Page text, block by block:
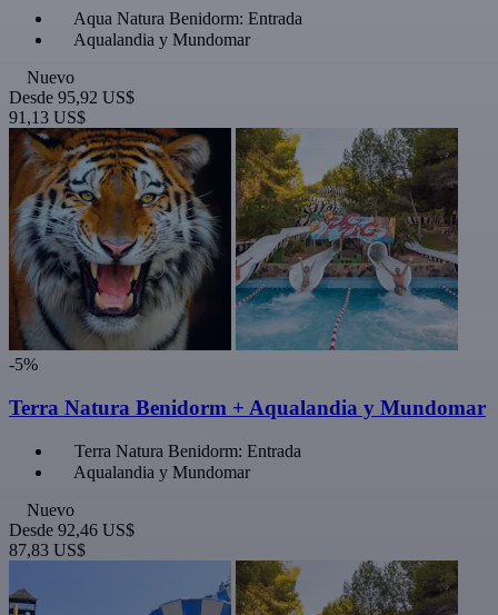
Aqua Natura Benidorm: Entrada
Aqualandia y Mundomar
Nuevo
Desde 95,92 US$
91,13 US$
-5%
Terra Natura Benidorm + Aqualandia y Mundomar
Terra Natura Benidorm: Entrada
Aqualandia y Mundomar
Nuevo
Desde 92,46 US$
87,83 US$